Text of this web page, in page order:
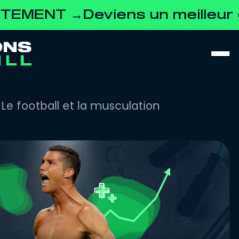
Deviens un meilleur coach.
Le football et la musculation